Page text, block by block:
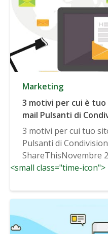
Marketing
3 motivi per cui è
mail Pulsanti di
3 motivi per cui tuo
Pulsanti di
ShareThisNovembre
<small class="time-